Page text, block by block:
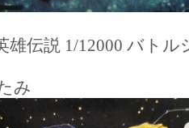
雄伝説 1/12000 バト
み